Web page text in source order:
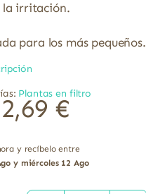
la irritación.
para los más pequeños.
Plantas en filtro
2,69 €
y recíbelo entre
y miércoles 12 Ago